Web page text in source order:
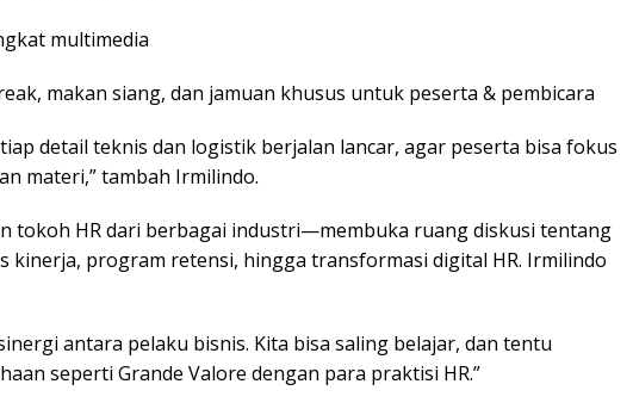
multimedia
makan siang, dan jamuan khusus untuk peserta & pembicara
detail teknis dan logistik berjalan lancar, agar peserta bisa fokus
materi,” tambah Irmilindo.
tokoh HR dari berbagai industri—membuka ruang diskusi tentang
kinerja, program retensi, hingga transformasi digital HR. Irmilindo
antara pelaku bisnis. Kita bisa saling belajar, dan tentu
seperti Grande Valore dengan para praktisi HR.”